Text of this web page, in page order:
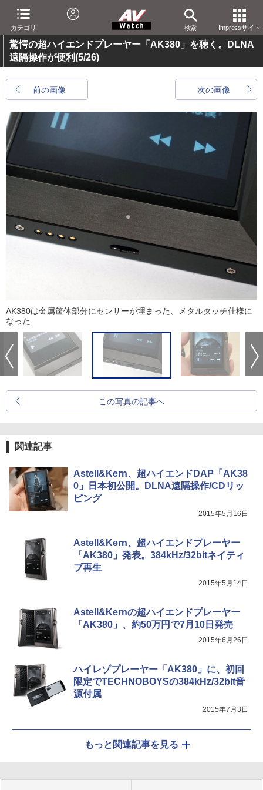
カテゴリ 検索 Impressサイト
驚愕の超ハイエンドプレーヤー「AK380」を聴く。DLNA
遠隔操作が便利(5/26)
前の画像 次の画像
AK380は金属筐体部分にセンサーが埋まった、メタルタッチ仕様に
なった
この写真の記事へ
関連記事
Astell&Kern、超ハイエンドDAP「AK38
0」日本初公開。DLNA遠隔操作/CDリッ
ピング
2015年5月16日
Astell&Kern、超ハイエンドプレーヤー
「AK380」発表。384kHz/32bitネイティ
ブ再生
2015年5月14日
Astell&Kernの超ハイエンドプレーヤー
「AK380」、約50万円で7月10日発売
2015年6月26日
ハイレゾプレーヤー「AK380」に、初回
限定でTECHNOBOYSの384kHz/32bit音
源付属
2015年7月3日
もっと関連記事を見る